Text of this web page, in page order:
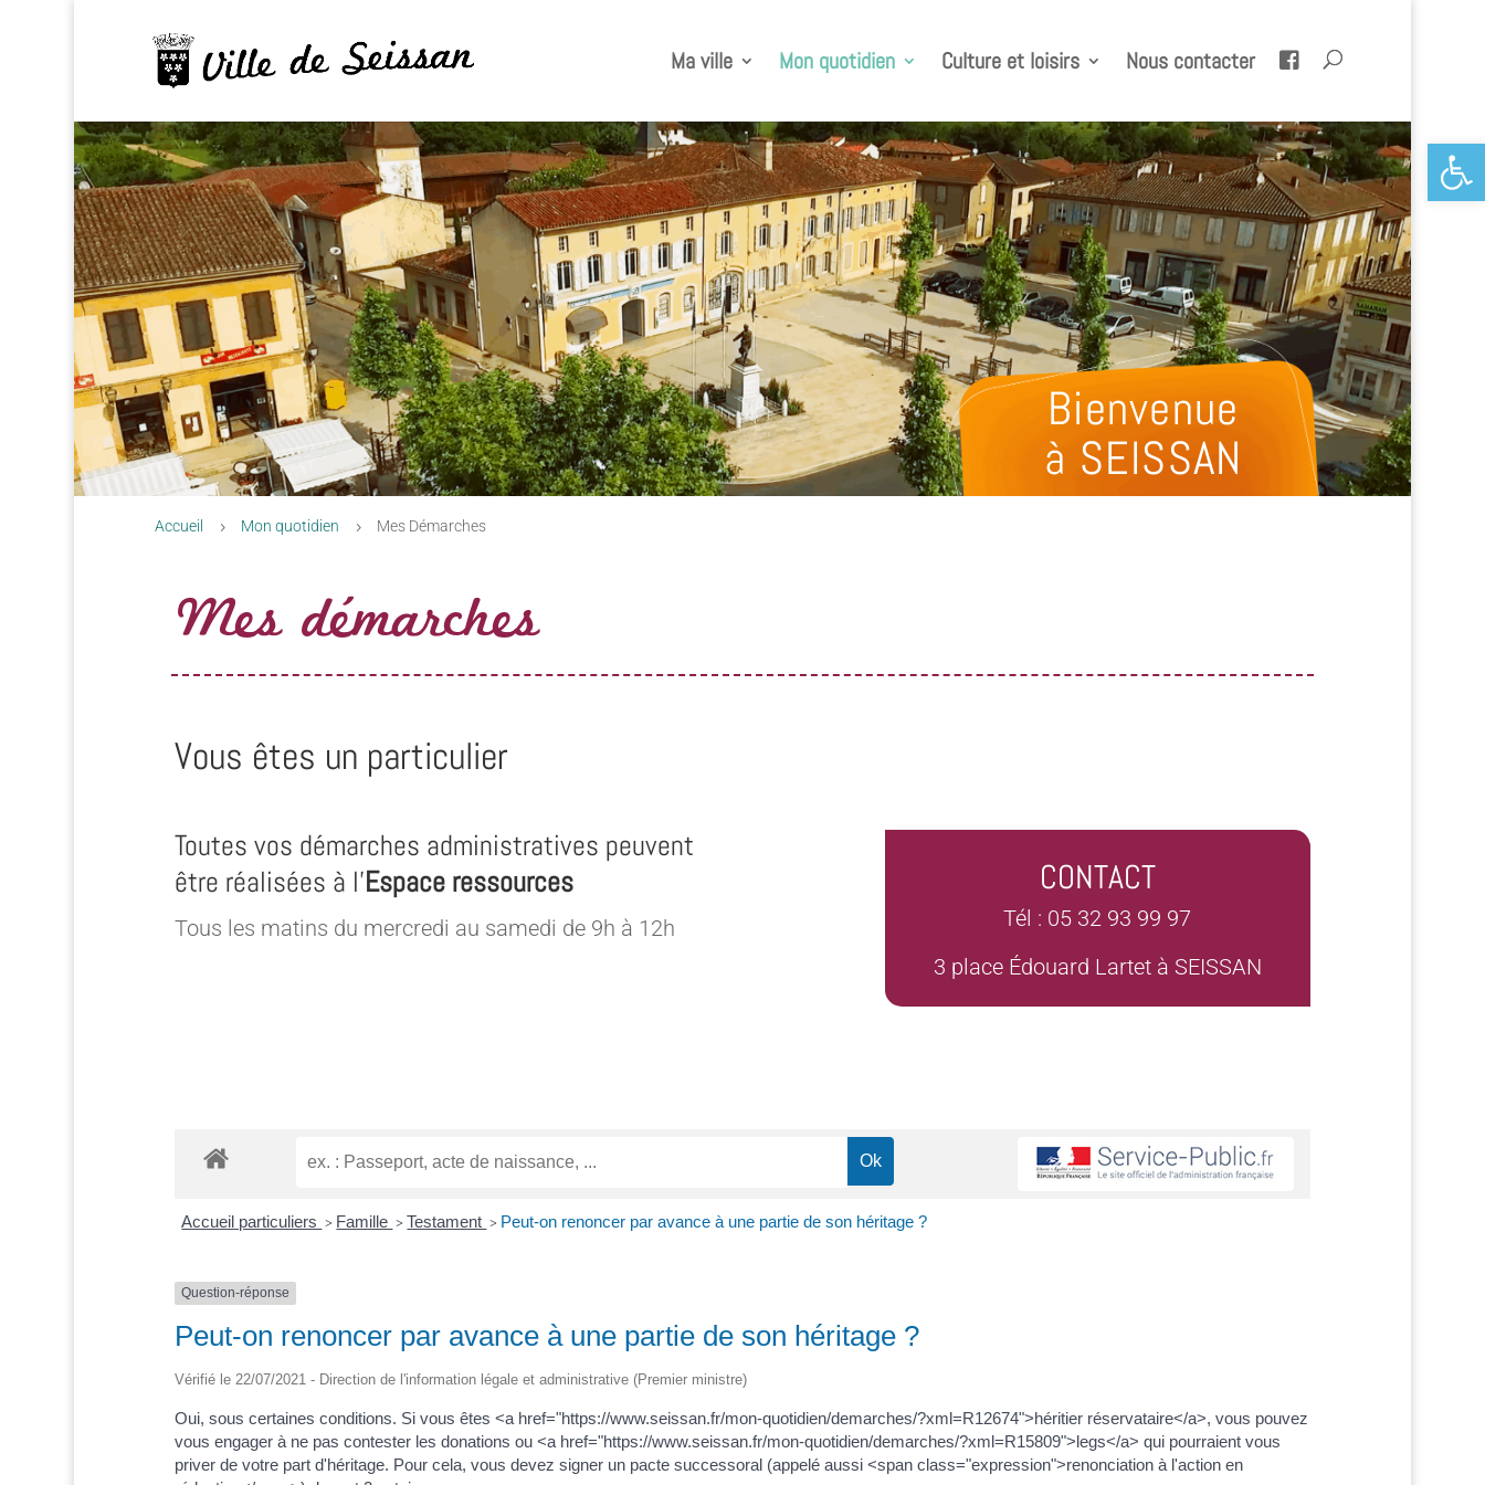
Ouvrir
Ma ville Mon quotidien Culture et loisirs Nous contacter
Bienvenue
à SEISSAN
Accueil 5 Mon quotidien 5 Mes Démarches
Mes démarches
Vous êtes un particulier
Toutes vos démarches administratives peuvent
être réalisées à l’Espace ressources
Tous les matins du mercredi au samedi de 9h à 12h
CONTACT
Tél : 05 32 93 99 97
3 place Édouard Lartet à SEISSAN
Accueil particuliers > Famille > Testament > Peut-on renoncer par avance à une partie de son héritage ?
Question-réponse
Peut-on renoncer par avance à une partie de son héritage ?
Vérifié le 22/07/2021 - Direction de l'information légale et administrative (Premier ministre)
Oui, sous certaines conditions. Si vous êtes <a href="https://www.seissan.fr/mon-quotidien/demarches/?xml=R12674">héritier réservataire</a>, vous pouvez
vous engager à ne pas contester les donations ou <a href="https://www.seissan.fr/mon-quotidien/demarches/?xml=R15809">legs</a> qui pourraient vous
priver de votre part d'héritage. Pour cela, vous devez signer un pacte successoral (appelé aussi <span class="expression">renonciation à l'action en